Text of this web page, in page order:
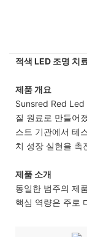
적색 LED 조명 치
제품 개요
Sunsred Red
질 원료로 만들어
스트 기관에서 테
치 성장 실현을 촉
제품 소개
동일한 범주의 제
핵심 역량은 주로